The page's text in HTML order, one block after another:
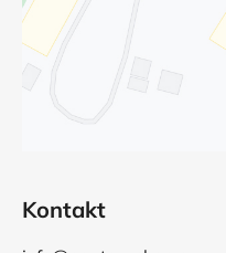
Kontakt